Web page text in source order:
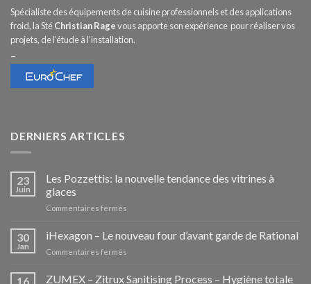
Spécialiste des équipements de cuisine professionnels et des applications
froid, la StéChristian Ragevous apporte son expérience pour réaliser vos
projets, de l’étude à l’installation.
–
DERNIERS ARTICLES
23
Juin
Les Pozzettis: la nouvelle tendance des vitrines à
glaces
Commentaires fermés
Pozzettis:
des
30
Jan
iHexagon – Le nouveau four d’avant garde de Rational
Commentaires fermés
–
16
ZUMEX – Zitrux Sanitising Process – Hygiène totale